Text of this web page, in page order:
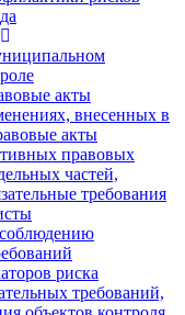
акты
внесенных в
акты
правовых
частей,
требования
риска
требований,